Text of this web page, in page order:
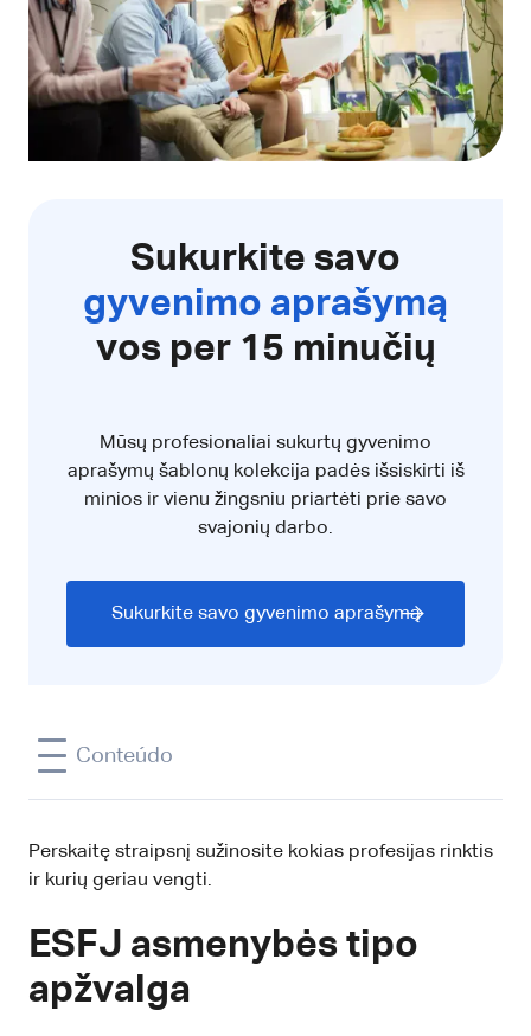
Sukurkite savo
gyvenimo aprašymą
vos per 15 minučių
Mūsų profesionaliai sukurtų gyvenimo
aprašymų šablonų kolekcija padės išsiskirti iš
minios ir vienu žingsniu priartėti prie savo
svajonių darbo.
Sukurkite savo gyvenimo aprašymą
Conteúdo
Perskaitę straipsnį sužinosite kokias profesijas rinktis
ir kurių geriau vengti.
ESFJ asmenybės tipo
apžvalga